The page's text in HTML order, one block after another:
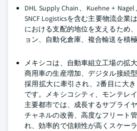
DHL Supply Chain、Kuehne + Nagel
SNCF Logisticsを含む主要物流企業
における支配的地位を支えるため
ョン、自動化倉庫、複合輸送を積
メキシコは、自動車組立工場の拡
商用車の生産増加、デジタル接続
採用拡大に牽引され、2番目に大
です。メキシコシティ、モンテレ
主要都市では、成長するサプライ
チャネルの改善、高度なフリート
れ、効率的で信頼性が高くスケー